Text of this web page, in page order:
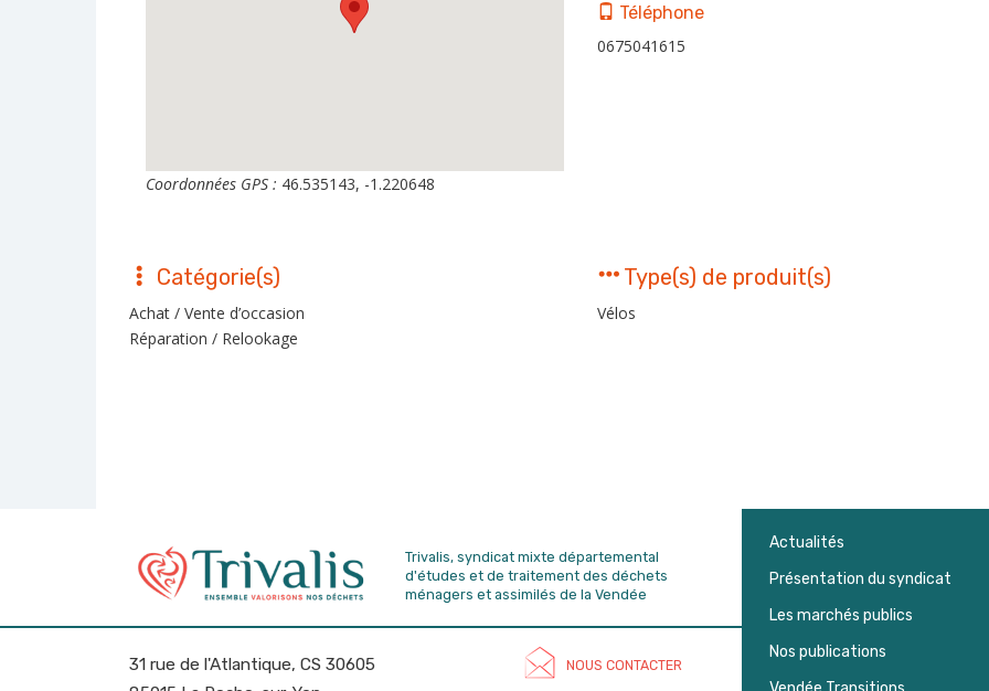
Coordonnées GPS : 46.535143, -1.220648
Téléphone
0675041615
Catégorie(s)
Achat / Vente d’occasion
Réparation / Relookage
Type(s) de produit(s)
Vélos
Trivalis, syndicat mixte départemental
d'études et de traitement des déchets
ménagers et assimilés de la Vendée
31 rue de l'Atlantique, CS 30605
NOUS CONTACTER
Actualités
Présentation du syndicat
Les marchés publics
Nos publications